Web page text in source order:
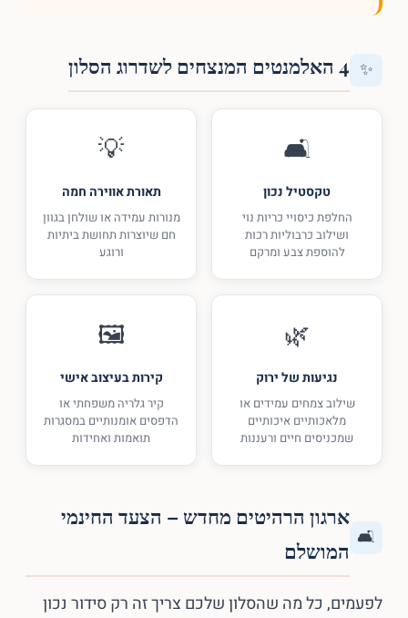
✨ 4 האלמנטים המנצחים לשדרוג הסלון
🛋️
טקסטיל נכון
החלפת כיסויי כריות נוי
ושילוב כרבוליות רכות
להוספת צבע ומרקם
💡
תאורת אווירה חמה
מנורות עמידה או שולחן בגוון
חם שיוצרות תחושת ביתיות
ורוגע
🌿
נגיעות של ירוק
שילוב צמחים עמידים או
מלאכותיים איכותיים
שמכניסים חיים ורעננות
🖼️
קירות בעיצוב אישי
קיר גלריה משפחתי או
הדפסים אומנותיים במסגרות
תואמות ואחידות
🛋️
ארגון הרהיטים מחדש – הצעד החינמי
המושלם
לפעמים, כל מה שהסלון שלכם צריך זה רק סידור נכון